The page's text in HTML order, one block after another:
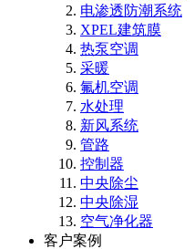
电渗透防潮系统
XPEL建筑膜
热泵空调
采暖
氟机空调
水处理
新风系统
管路
控制器
中央除尘
中央除湿
空气净化器
客户案例